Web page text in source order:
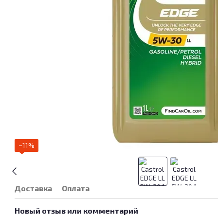
−11%
Доставка Оплата
Новый отзыв или комментарий